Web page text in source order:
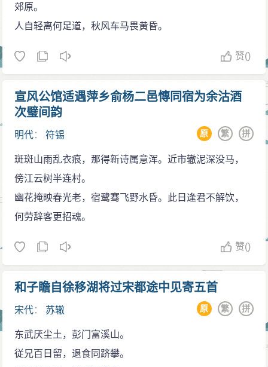
于《春秋》，其《甫里先生传》自述：“性野逸无羁检，
好读古圣人书，探大籍识大义”，“贞元中，韩晋公尝著
《大乐议》于朝”，时南渡已六七十载，乐典久已亡灭，
白石对当时乐制包括乐器乐曲歌辞，提出全面批评与建
树之构想，“书奏，诏付太常。”（《宋史·乐志六》）以布
衣而对传统文化负有高度责任感，此二人又一相同也。
正是这种精神气质上的认同感，使白石有了“沉思只羡天
随子，蓑笠寒江过一生”（《三高祠》诗），及“三生定是
陆天随”（《除夜》诗）之语。第四桥边，拟共天随住，
起来，泯没了古今时间之界限。这是词人为打破古今局
限寻求与古人的精神句诵而采取的特殊笔法。再如刘过
《沁园春》之与东坡、乐天、林和靖交游，亦是此一笔
法。以上写了自然、人生、历史，笔笔翻出新意结笔更
郊原。
人自轻离何足道，秋风车马畏黄昏。
赞()
宣风公馆适遇萍乡俞杨二邑慱同宿为余沽酒
次璧间韵
明代：符锡 拼
繁
原
斑斑山雨乱衣痕，那得新诗属意浑。近市辙泥深没马，
傍江云树半连村。
幽花掩映春光老，宿鹭骞飞野水昏。此日逢君不解饮，
何劳辞客更招魂。
赞()
和子瞻自徐移湖将过宋都途中见寄五首
宋代： 苏辙 拼
繁
原
东武厌尘土，彭门富溪山。
従兄百日留，退食同跻攀。